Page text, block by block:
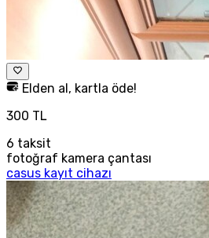
Elden al, kartla öde!
300 TL
6 taksit
fotoğraf kamera çantası
casus kayıt cihazı